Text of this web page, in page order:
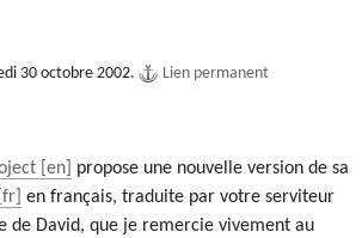
30 octobre 2002.
Lien permanent
propose une nouvelle version de sa
en français, traduite par votre serviteur
de David, que je remercie vivement au